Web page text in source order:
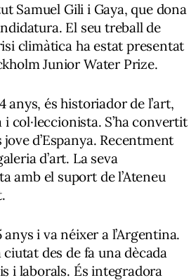
Samuel Gili i Gaya, que dona
El seu treball de
climàtica ha estat presentat
Junior Water Prize.
anys, és historiador de l’art,
col·leccionista. S’ha convertit
d’Espanya. Recentment
d’art. La seva
amb el suport de l’Ateneu
i va néixer a l’Argentina.
des de fa una dècada
i laborals. És integradora